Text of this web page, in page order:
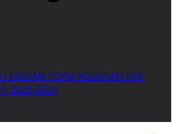
FORM KESIAPAN PAS
2023-2024